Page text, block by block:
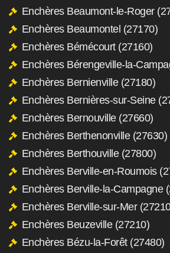
Enchères Beaumont-le-Roger
Enchères Beaumontel (27170)
Enchères Bémécourt (27160)
Enchères Bérengeville-la-
Enchères Bernienville (27180)
Enchères Bernières-sur-Seine
Enchères Bernouville (27660)
Enchères Berthenonville (27630)
Enchères Berthouville (27800)
Enchères Berville-en-Roumois
Enchères Berville-la-Campagne
Enchères Berville-sur-Mer
Enchères Beuzeville (27210)
Enchères Bézu-la-Forêt (27480)